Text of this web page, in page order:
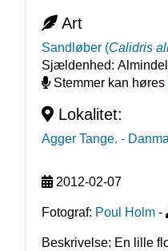
Art
Sandløber (Calidris
Sjældenhed:
Stemmer kan høres
Lokalitet:
Agger Tange. -
2012-02-07
Fotograf: Poul Holm -
Beskrivelse: En lille